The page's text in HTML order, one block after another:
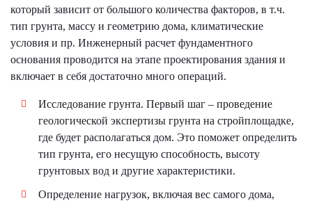
который зависит от большого количества факторов, в т.ч.
тип грунта, массу и геометрию дома, климатические
условия и пр. Инженерный расчет фундаментного
основания проводится на этапе проектирования здания и
включает в себя достаточно много операций.
Исследование грунта. Первый шаг – проведение
геологической экспертизы грунта на стройплощадке,
где будет располагаться дом. Это поможет определить
тип грунта, его несущую способность, высоту
грунтовых вод и другие характеристики.
Определение нагрузок, включая вес самого дома,